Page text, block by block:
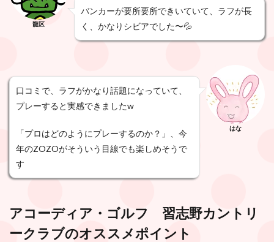
龍区
バンカーが要所要所できいていて、ラフが長
く、かなりシビアでした〜💦
口コミで、ラフがかなり話題になっていて、
プレーすると実感できましたw
「プロはどのようにプレーするのか？」、今
年のZOZOがそういう目線でも楽しめそうで
す
はな
アコーディア・ゴルフ 習志野カントリ
ークラブのオススメポイント